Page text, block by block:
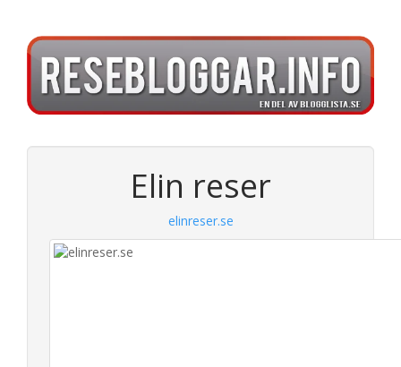
Elin reser
elinreser.se